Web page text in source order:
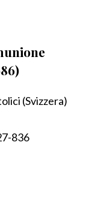
(Svizzera)
836